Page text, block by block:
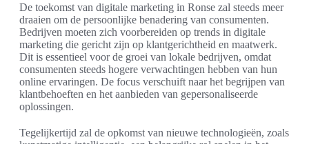
De toekomst van digitale marketing in Ronse zal steeds meer
draaien om de persoonlijke benadering van consumenten.
Bedrijven moeten zich voorbereiden op trends in digitale
marketing die gericht zijn op klantgerichtheid en maatwerk.
Dit is essentieel voor de groei van lokale bedrijven, omdat
consumenten steeds hogere verwachtingen hebben van hun
online ervaringen. De focus verschuift naar het begrijpen van
klantbehoeften en het aanbieden van gepersonaliseerde
oplossingen.
Tegelijkertijd zal de opkomst van nieuwe technologieën, zoals